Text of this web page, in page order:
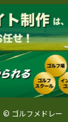
© ゴルフメドレー